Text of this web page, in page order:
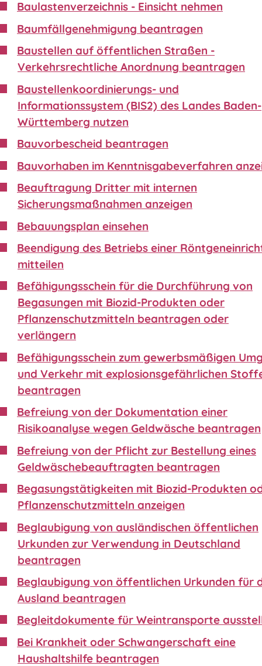
Baulastenverzeichnis - Einsicht nehmen
Baumfällgenehmigung beantragen
Baustellen auf öffentlichen Straßen -
Verkehrsrechtliche Anordnung beantragen
Baustellenkoordinierungs- und
Informationssystem (BIS2) des Landes Baden-
Württemberg nutzen
Bauvorbescheid beantragen
Bauvorhaben im Kenntnisgabeverfahren
Beauftragung Dritter mit internen
Sicherungsmaßnahmen anzeigen
Bebauungsplan einsehen
Beendigung des Betriebs einer
mitteilen
Befähigungsschein für die Durchführung von
Begasungen mit Biozid-Produkten oder
Pflanzenschutzmitteln beantragen oder
verlängern
Befähigungsschein zum gewerbsmäßigen
und Verkehr mit explosionsgefährlichen
beantragen
Befreiung von der Dokumentation einer
Risikoanalyse wegen Geldwäsche beantragen
Befreiung von der Pflicht zur Bestellung eines
Geldwäschebeauftragten beantragen
Begasungstätigkeiten mit Biozid-Produkten
Pflanzenschutzmitteln anzeigen
Beglaubigung von ausländischen öffentlichen
Urkunden zur Verwendung in Deutschland
beantragen
Beglaubigung von öffentlichen Urkunden für
Ausland beantragen
Begleitdokumente für Weintransporte
Bei Krankheit oder Schwangerschaft eine
Haushaltshilfe beantragen